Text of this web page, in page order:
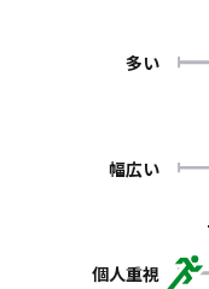
多い
幅広い
個人重視